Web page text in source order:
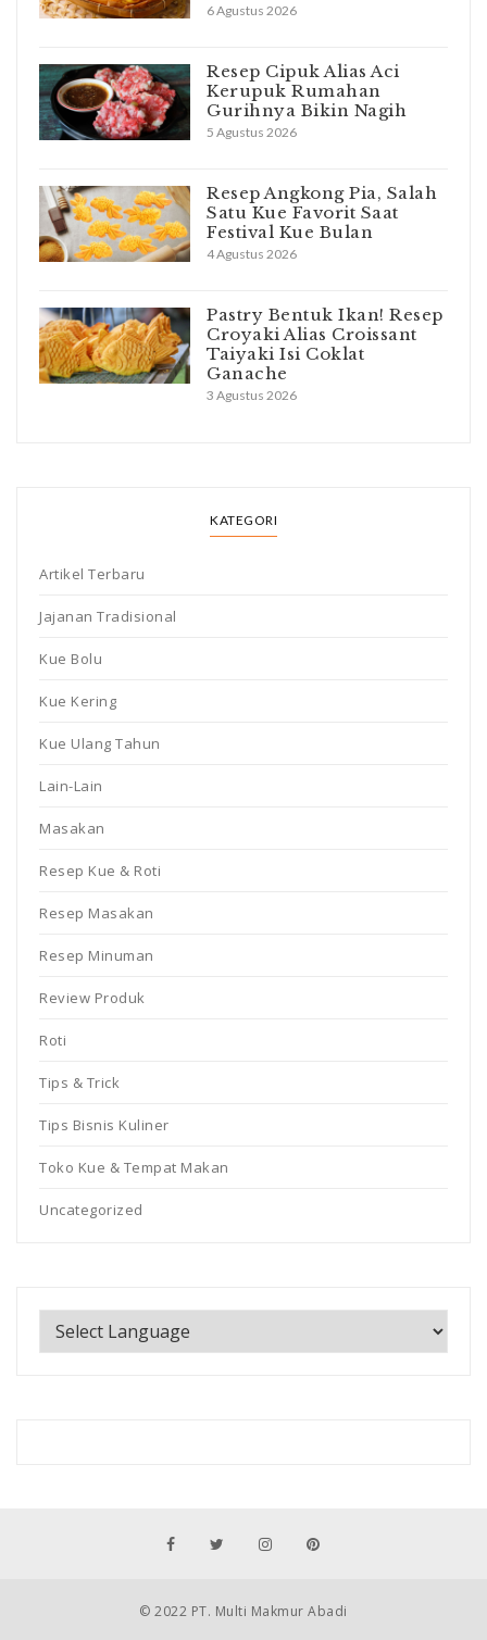
6 Agustus 2026
Resep Cipuk Alias Aci
Kerupuk Rumahan
Gurihnya Bikin Nagih
5 Agustus 2026
Resep Angkong Pia, Salah
Satu Kue Favorit Saat
Festival Kue Bulan
4 Agustus 2026
Pastry Bentuk Ikan! Resep
Croyaki Alias Croissant
Taiyaki Isi Coklat
Ganache
3 Agustus 2026
KATEGORI
Artikel Terbaru
Jajanan Tradisional
Kue Bolu
Kue Kering
Kue Ulang Tahun
Lain-Lain
Masakan
Resep Kue & Roti
Resep Masakan
Resep Minuman
Review Produk
Roti
Tips & Trick
Tips Bisnis Kuliner
Toko Kue & Tempat Makan
Uncategorized
© 2022 PT. Multi Makmur Abadi